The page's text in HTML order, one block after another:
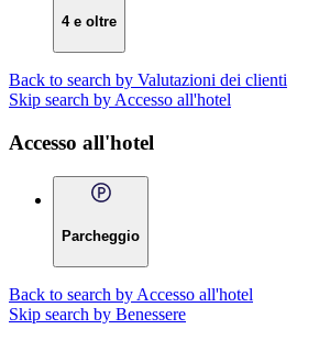
4 e oltre
Back to search by Valutazioni dei clienti
Skip search by Accesso all'hotel
Accesso all'hotel
Parcheggio
Back to search by Accesso all'hotel
Skip search by Benessere